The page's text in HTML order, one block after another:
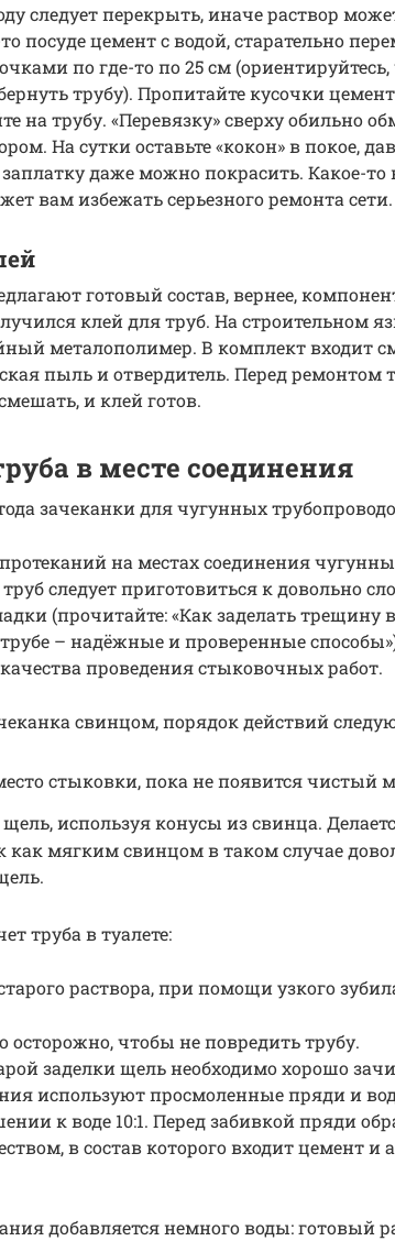
следует перекрыть, иначе раствор
посуде цемент с водой, старательно
по где-то по 25 см
трубу). Пропитайте кусочки
на трубу. «Перевязку» сверху обильно
На сутки оставьте «кокон» в покое,
даже можно покрасить. Какое-то
вам избежать серьезного ремонта сети.
готовый состав, вернее,
клей для труб. На строительном
металополимер. В комплект входит
пыль и отвердитель. Перед ремонтом
и клей готов.
в месте соединения
зачеканки для чугунных
на местах соединения
следует приготовиться к довольно
(прочитайте: «Как заделать трещину
– надёжные и проверенные
проведения стыковочных работ.
свинцом, порядок действий
стыковки, пока не появится чистый
используя конусы из свинца.
как мягким свинцом в таком случае
труба в туалете:
раствора, при помощи узкого
осторожно, чтобы не повредить трубу.
заделки щель необходимо хорошо
используют просмоленные пряди и
к воде 10:1. Перед забивкой пряди
в состав которого входит цемент и
добавляется немного воды: готовый